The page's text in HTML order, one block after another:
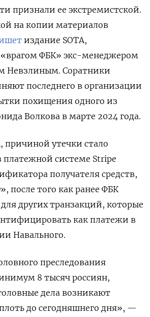
признали ее экстремистской.
на копии материалов
издание SOTA,
ФБК» экс-менеджером
Невзлиным. Соратники
последнего в организации
похищения одного из
Волкова в марте 2024 года.
причиной утечки стало
платежной системе Stripe
получателя средств,
после того как ранее ФБК
других транзакций, которые
как платежи в
Навального.
преследования
8 тысяч россиян,
дела возникают
до сегодняшнего дня», —